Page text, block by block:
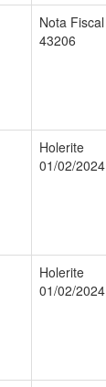
Nota Fiscal
43206
Holerite
01/02/2024
Holerite
01/02/2024